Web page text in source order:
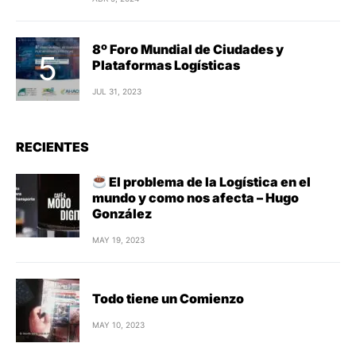
El problema de la Logística en el
mundo y como nos afecta – Hugo
González
MAY 10, 2023
ABR 14, 2023